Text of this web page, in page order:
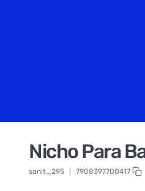
Nicho Para
sanit_295 7908397700417